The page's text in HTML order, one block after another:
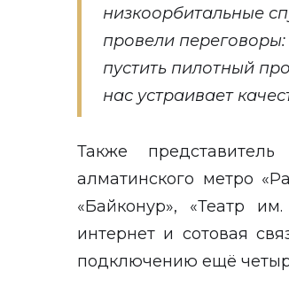
низкоорбитальные
провели
пустить пилотный
нас устраивает
Также
алматинского метро
«Байконур», «Театр
интернет и сотовая
подключению ещё